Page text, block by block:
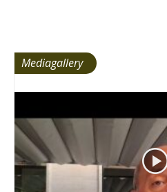
Mediagallery